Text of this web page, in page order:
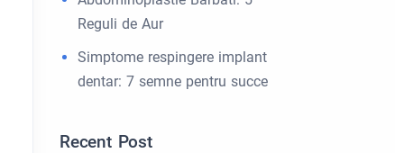
Reguli de Aur
Simptome respingere implant
dentar: 7 semne pentru succe
Recent Post